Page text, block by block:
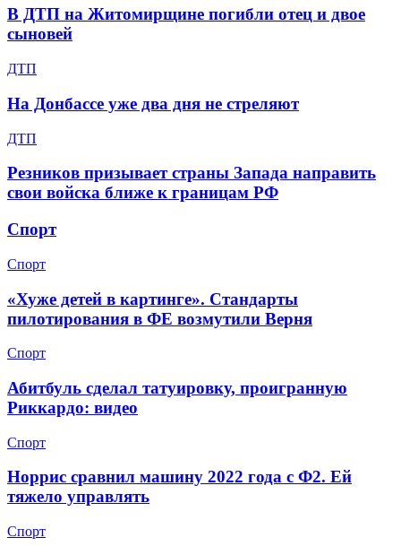
В ДТП на Житомирщине погибли отец и двое
сыновей
ДТП
На Донбассе уже два дня не стреляют
ДТП
Резников призывает страны Запада направить
свои войска ближе к границам РФ
Спорт
Спорт
«Хуже детей в картинге». Стандарты
пилотирования в ФЕ возмутили Верня
Спорт
Абитбуль сделал татуировку, проигранную
Риккардо: видео
Спорт
Норрис сравнил машину 2022 года с Ф2. Ей
тяжело управлять
Спорт